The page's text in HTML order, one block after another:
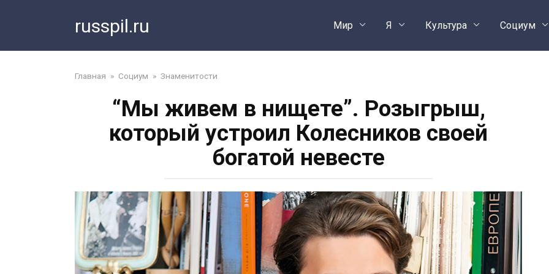
russpil.ru Мир Я Культура Социум
Главная » Социум » Знаменитости
“Мы живем в нищете”. Розыгрыш,
который устроил Колесников своей
богатой невесте